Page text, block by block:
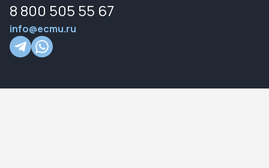
8 800 505 55 67
info@ecmu.ru